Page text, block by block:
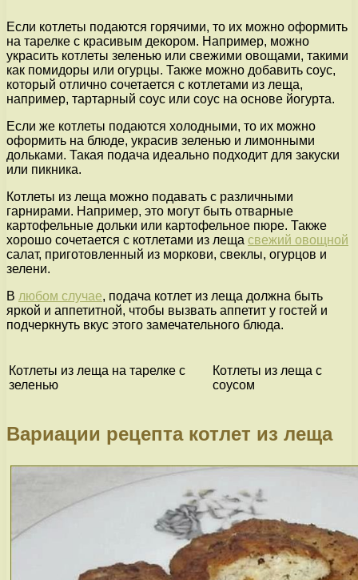
Если котлеты подаются горячими, то их можно оформить
на тарелке с красивым декором. Например, можно
украсить котлеты зеленью или свежими овощами, такими
как помидоры или огурцы. Также можно добавить соус,
который отлично сочетается с котлетами из леща,
например, тартарный соус или соус на основе йогурта.
Если же котлеты подаются холодными, то их можно
оформить на блюде, украсив зеленью и лимонными
дольками. Такая подача идеально подходит для закуски
или пикника.
Котлеты из леща можно подавать с различными
гарнирами. Например, это могут быть отварные
картофельные дольки или картофельное пюре. Также
хорошо сочетается с котлетами из леща свежий овощной
салат, приготовленный из моркови, свеклы, огурцов и
зелени.
В любом случае, подача котлет из леща должна быть
яркой и аппетитной, чтобы вызвать аппетит у гостей и
подчеркнуть вкус этого замечательного блюда.
Котлеты из леща на тарелке с
зеленью
Котлеты из леща с
соусом
Вариации рецепта котлет из леща